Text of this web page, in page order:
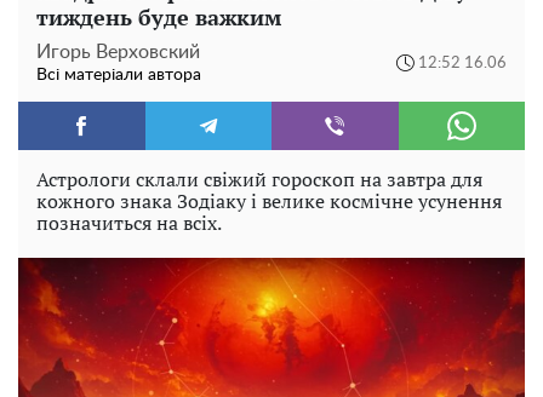
тиждень буде важким
Игорь Верховский
Всі матеріали автора
12:52 16.06
Астрологи склали свіжий гороскоп на завтра для
кожного знака Зодіаку і велике космічне усунення
позначиться на всіх.